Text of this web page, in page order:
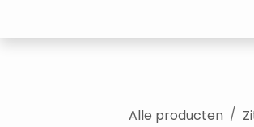
Alle producten